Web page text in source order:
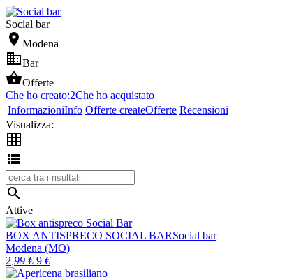
Social bar
 Modena
Bar
Offerte
Che ho creato:2Che ho acquistato
InformazioniInfo Offerte createOfferte Recensioni
Visualizza:



Attive
BOX ANTISPRECO SOCIAL BARSocial bar
Modena (MO)
2 ,99 € 9 €